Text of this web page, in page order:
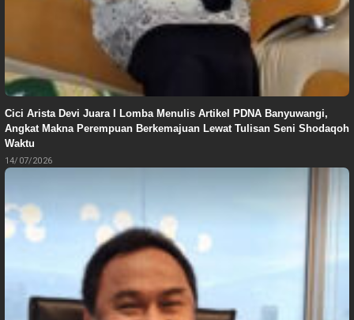
Cici Arista Devi Juara I Lomba Menulis Artikel PDNA Banyuwangi,
Angkat Makna Perempuan Berkemajuan Lewat Tulisan Seni Shodaqoh
Waktu
14/07/2026